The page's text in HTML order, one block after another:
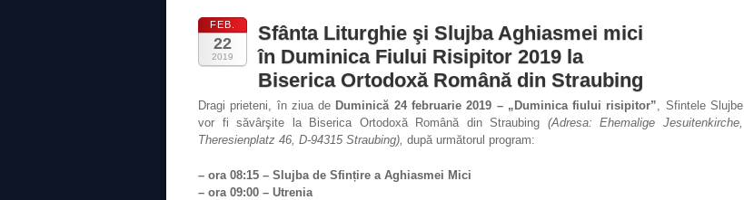
FEB.
22
2019
Sfânta Liturghie şi Slujba Aghiasmei mici
în Duminica Fiului Risipitor 2019 la
Biserica Ortodoxă Română din Straubing
Dragi prieteni, în ziua de Duminică 24 februarie 2019 – „Duminica fiului risipitor”, Sfintele Slujbe
vor fi săvârşite la Biserica Ortodoxă Română din Straubing (Adresa: Ehemalige Jesuitenkirche,
Theresienplatz 46, D-94315 Straubing), după următorul program:
– ora 08:15 – Slujba de Sfințire a Aghiasmei Mici
– ora 09:00 – Utrenia